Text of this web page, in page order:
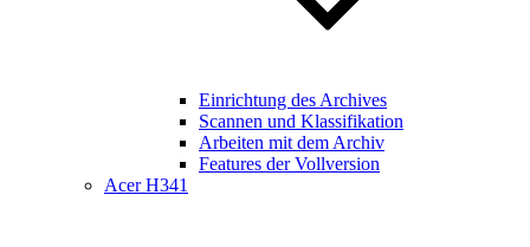
Einrichtung des Archives
Scannen und Klassifikation
Arbeiten mit dem Archiv
Features der Vollversion
Acer H341